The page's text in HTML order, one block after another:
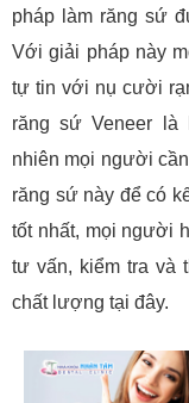
pháp làm răng sứ
Với giải pháp này
tự tin với nụ cười
răng sứ Veneer là
nhiên mọi người
răng sứ này để có
tốt nhất, mọi người
tư vấn, kiểm tra và
chất lượng tại đây.